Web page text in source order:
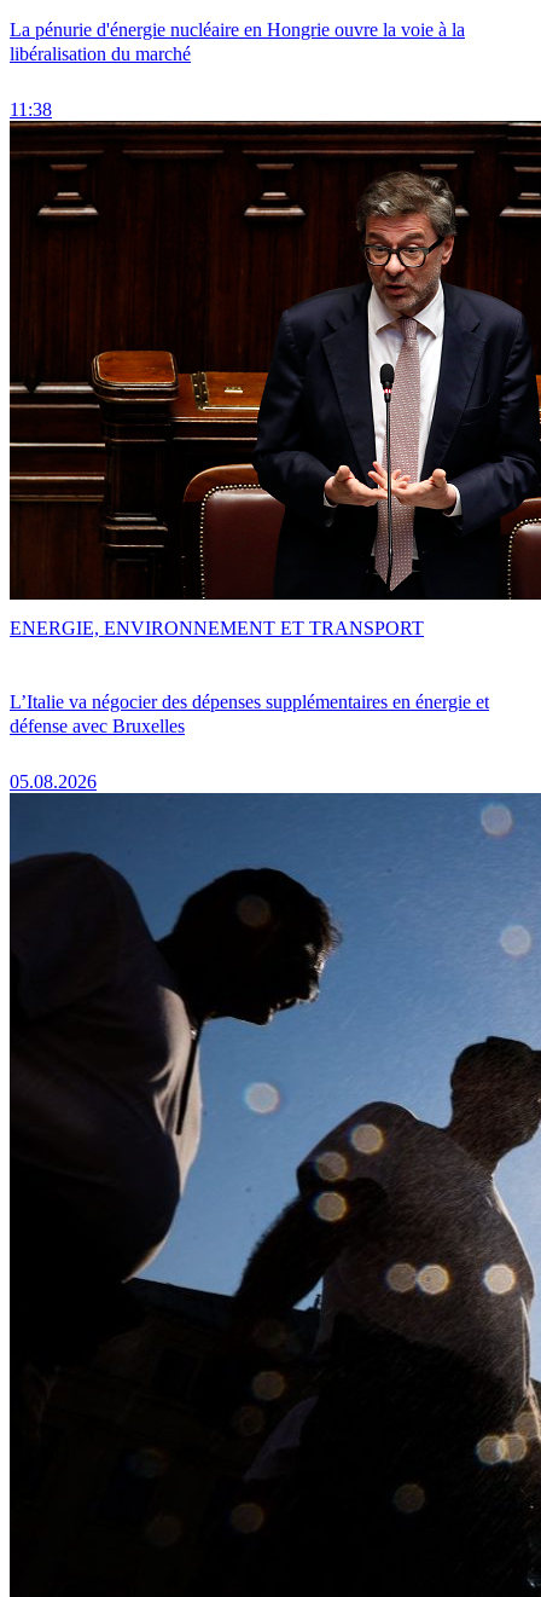
La pénurie d'énergie nucléaire en Hongrie ouvre la voie à la
libéralisation du marché
11:38
L’Italie va négocier des dépenses supplémentaires en énergie et
défense avec Bruxelles
05.08.2026
ENERGIE, ENVIRONNEMENT ET TRANSPORT